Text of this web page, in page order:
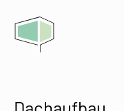
Inhalt
springen